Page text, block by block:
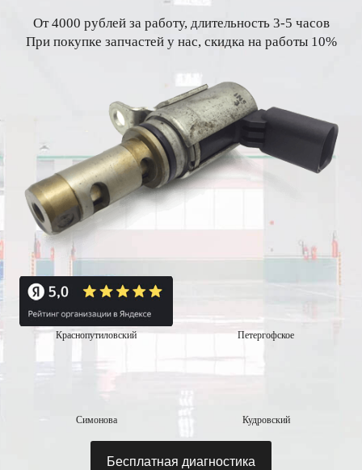
От 4000 рублей за работу, длительность 3-5 часов
При покупке запчастей у нас, скидка на работы 10%
Краснопутиловский Петергофское
Симонова Кудровский
Бесплатная диагностика